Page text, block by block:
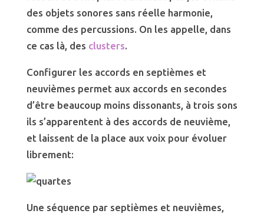
des objets sonores sans réelle harmonie,
comme des percussions. On les appelle, dans
ce cas là, des clusters.
Configurer les accords en septièmes et
neuvièmes permet aux accords en secondes
d’être beaucoup moins dissonants, à trois sons
ils s’apparentent à des accords de neuvième,
et laissent de la place aux voix pour évoluer
librement:
Une séquence par septièmes et neuvièmes,